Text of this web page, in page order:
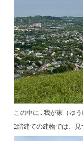
この中に...我が家（ゆ
2階建ての建物では、見